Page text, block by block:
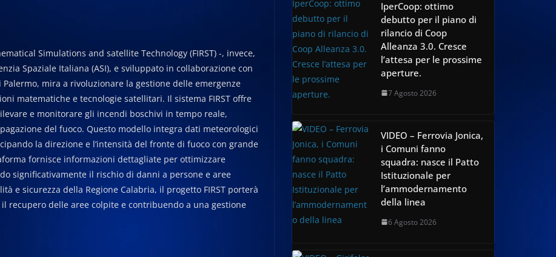
Simulations and satellite Technology (FIRST) -, invece,
Spaziale Italiana (ASI), e sviluppato in collaborazione con
mira a rivoluzionare la gestione delle emergenze
matematiche e tecnologie satellitari. Il sistema FIRST offre
e monitorare gli incendi boschivi in tempo reale,
del fuoco. Questo modello integra dati meteorologici
la direzione e l’intensità del fronte di fuoco con grande
fornisce informazioni dettagliate per ottimizzare
significativamente il rischio di danni a persone e aree
e sicurezza della Regione Calabria, il progetto FIRST porterà
recupero delle aree colpite e contribuendo a una gestione
IperCoop: ottimo
debutto per il piano di
rilancio di Coop
Alleanza 3.0. Cresce
l’attesa per le prossime
aperture.
7 Agosto 2026
VIDEO – Ferrovia Jonica,
i Comuni fanno
squadra: nasce il Patto
Istituzionale per
l’ammodernamento
della linea
6 Agosto 2026